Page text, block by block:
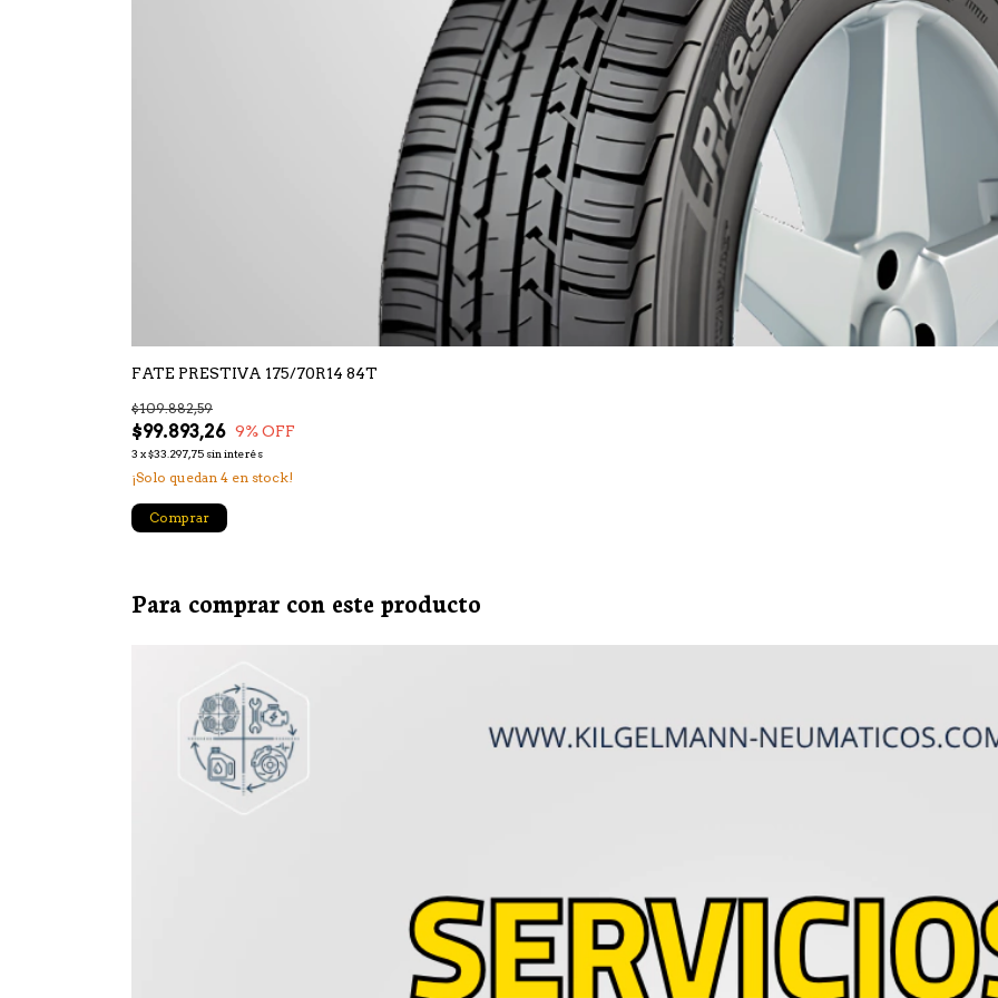
FATE PRESTIVA 175/70R14 84T
$99.893,26
$109.882,59
9% OFF
3 x$33.297,75sin interés
¡Solo quedan 4 en stock!
Comprar
Para comprar con este producto